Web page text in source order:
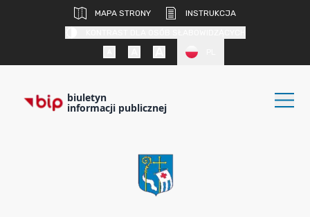
MAPA STRONY
INSTRUKCJA
biuletyn
informacji publicznej